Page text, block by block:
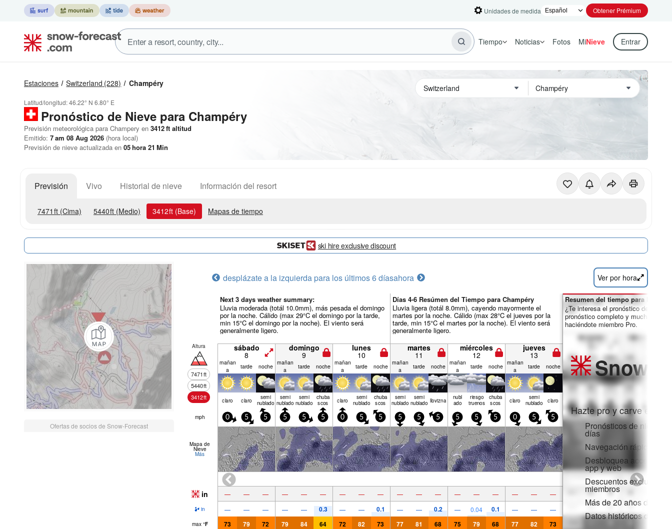
Unidades de medida Obtener Prémium
Tiempo Noticias Fotos MiNieve Entrar
Estaciones Switzerland (228) Champéry
Latitud/longitud:46.22° N 6.80° E
Pronóstico de Nieve para Champéry
Previsión meteorológica para Champery en 3412ft altitud
Emitido: 7 am 08 Aug 2026 (hora local)
Previsión de nieve actualizada en 05hora 21 Min
Previsión Vivo Historial de nieve Información del resort
7471 ft (Cima) 5440ft (Medio) 3412ft (Base) Mapas de tiempo
ski hire exclusive discount
Ofertas de socios de Snow-Forecast
desplázate a la izquierda para los últimos 6 díasahora Ver por hora
Next 3 days weather summary:
Lluvia moderada (totál 10.0mm), más pesada el domingo
por la noche. Cálido (max 29°C el domingo por la tarde,
min 15°C el domingo por la noche). El viento será
generalmente ligero.
Días 4-6 Resúmen del Tiempo para Champéry
Lluvia ligera (totál 8.0mm), cayendo mayormente el
martes por la noche. Cálido (max 28°C el jueves por la
tarde, min 15°C el martes por la noche). El viento será
generalmente ligero.
Altura
7471ft
5440ft
3412ft
sábado
8
domingo
9
lunes
10
martes
11
miércoles
12
jueves
13
mañan
a
tarde noche mañan
a
tarde noche mañan
a
tarde noche mañan
a
tarde noche mañan
a
tarde noche mañan
a
tarde noche
claro claro semi
nublado
semi
nublado
semi
nublado
chuba
scos claro semi
nublado
chuba
scos
semi
nublado
semi
nublado llov­izna nubl
ado
riesgo
truenos
chuba
scos claro semi
nublado claro
mph 0 5 5 5 5 5 0 5 5 5 5 5 5 5 5 0 5 5
Mapa de
Nieve
Más
in — — — — — — — — — — — — — — — — — —
in — — — — — 0.3 — — 0.1 — — 0.2 — 0.04 0.1 — — —
max °F 73 79 72 79 84 64 72 82 73 77 81 68 75 79 68 77 82 73
Resumen del tiempo para los días
¿Te interesa el pronóstico de 16
pronóstico completo y muchas más
haciéndote miembro Pro.
Snow
Hazte pro y carve en:
Pronósticos de nieve
días
Navegación rápida sin
Desbloquea acceso
app y web
Descuentos exclusivos
miembros
Más de 20 años de
Datos históricos de